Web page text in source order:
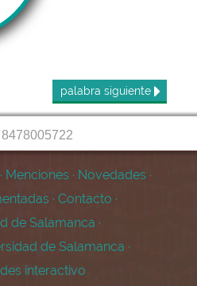
palabra siguiente
8478005722
· Menciones · Novedades ·
· Contacto ·
de Salamanca ·
de Salamanca ·
interactivo